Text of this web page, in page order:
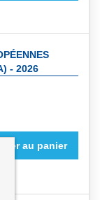
- 2026
au panier